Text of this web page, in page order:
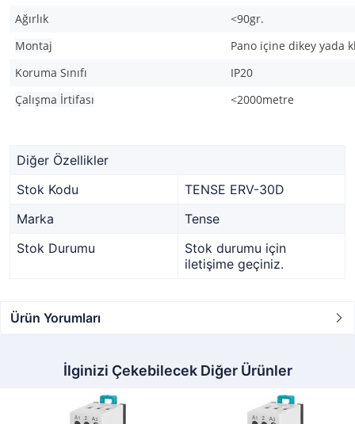
Ağırlık
<90gr.
Montaj
Pano içine dikey yada
Koruma Sınıfı
IP20
Çalışma İrtifası
<2000metre
Diğer Özellikler
Stok Kodu
TENSE ERV-30D
Marka
Tense
Stok Durumu
Stok durumu için
iletişime geçiniz.
Ürün Yorumları
İlginizi Çekebilecek Diğer Ürünler